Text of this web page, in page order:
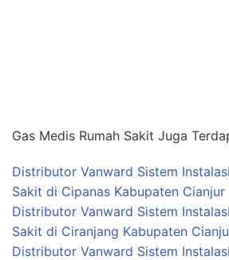
Gas Medis Rumah Sakit Juga
Distributor Vanward Sistem
Sakit di Cipanas Kabupaten
Distributor Vanward Sistem
Sakit di Ciranjang Kabupaten
Distributor Vanward Sistem